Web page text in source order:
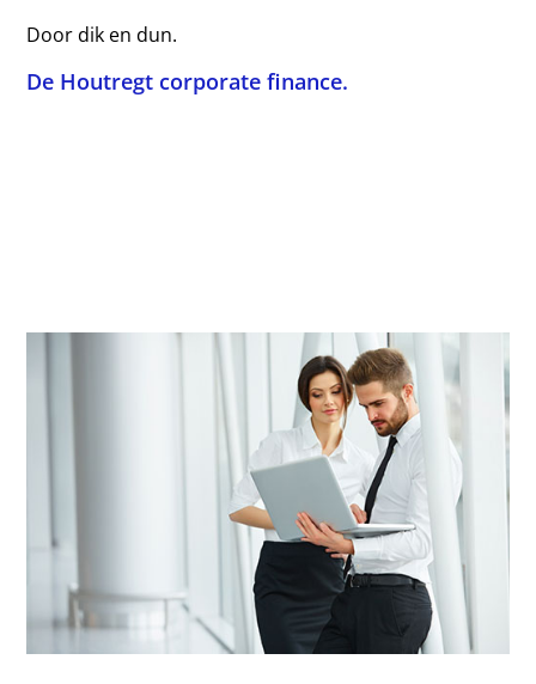
Door dik en dun.
De Houtregt corporate finance.